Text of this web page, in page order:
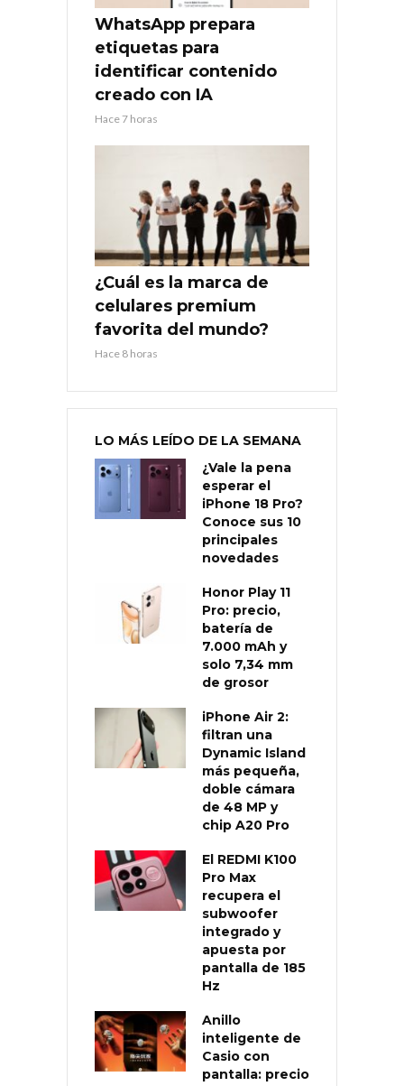
WhatsApp prepara
etiquetas para
identificar contenido
creado con IA
Hace 7 horas
¿Cuál es la marca de
celulares premium
favorita del mundo?
Hace 8 horas
LO MÁS LEÍDO DE LA SEMANA
¿Vale la pena
esperar el
iPhone 18 Pro?
Conoce sus 10
principales
novedades
Honor Play 11
Pro: precio,
batería de
7.000 mAh y
solo 7,34 mm
de grosor
iPhone Air 2:
filtran una
Dynamic Island
más pequeña,
doble cámara
de 48 MP y
chip A20 Pro
El REDMI K100
Pro Max
recupera el
subwoofer
integrado y
apuesta por
pantalla de 185
Hz
Anillo
inteligente de
Casio con
pantalla: precio